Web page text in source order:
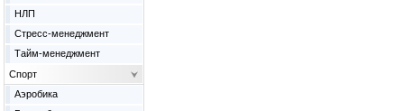
НЛП
Стресс-менеджмент
Тайм-менеджмент
Спорт
Аэробика